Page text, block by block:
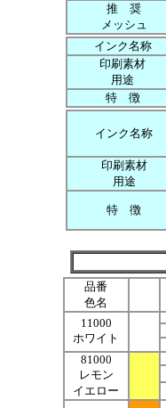
推 奨
メッシュ
インク名称
印刷素材
用途
特 徴
インク名称
印刷素材
用途
特 徴
品番
色名
11000
ホワイト
81000
レモン
イエロー